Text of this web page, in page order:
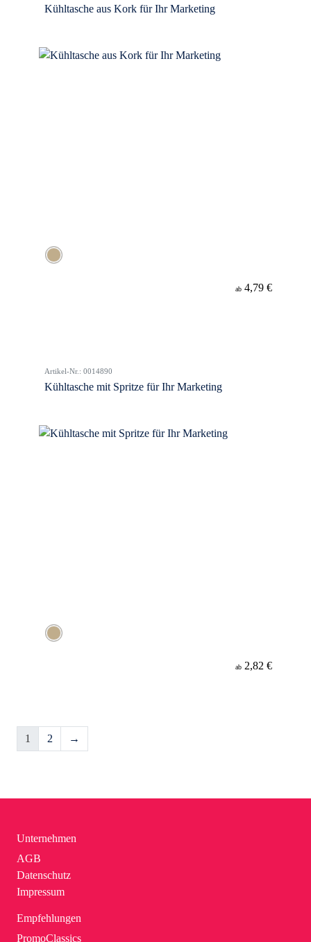
Kühltasche aus Kork für Ihr Marketing
ab 4,79 €
Artikel-Nr.: 0014890
Kühltasche mit Spritze für Ihr Marketing
ab 2,82 €
1 2 →
Unternehmen
AGB
Datenschutz
Impressum
Empfehlungen
PromoClassics